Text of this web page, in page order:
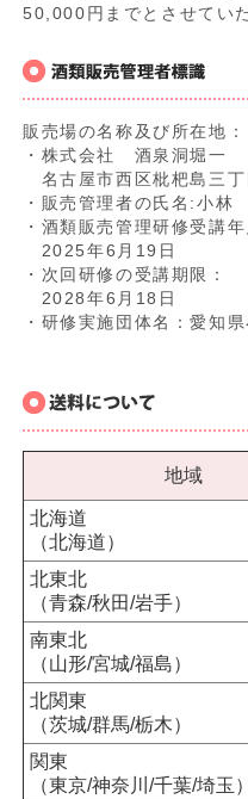
50,000円までとさせてい
販売場の名称及び所在地：
・株式会社 酒泉洞堀一
名古屋市西区枇杷島三
・販売管理者の氏名:小林
・酒類販売管理研修受講年
2025年6月19日
・次回研修の受講期限：
2028年6月18日
・研修実施団体名：愛知
地域
北海道
（北海道）
北東北
（青森/秋田/岩手）
南東北
（山形/宮城/福島）
北関東
（茨城/群馬/栃木）
関東
（東京/神奈川/千葉/埼玉）